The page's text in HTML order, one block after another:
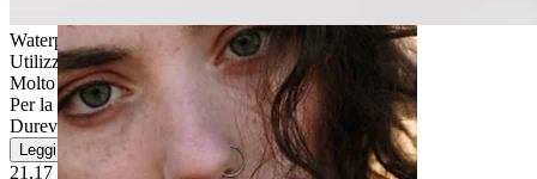
Waterproof
Utilizzo quotidiano
Molto facile
Per la maggior parte dei tipi di pelle
Durevole
Leggi di più
21,17 € 24,90 €